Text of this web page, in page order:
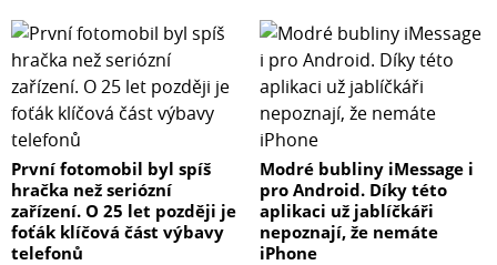
První fotomobil byl spíš
hračka než seriózní
zařízení. O 25 let později je
foťák klíčová část výbavy
telefonů
Modré bubliny iMessage i
pro Android. Díky této
aplikaci už jablíčkáři
nepoznají, že nemáte
iPhone